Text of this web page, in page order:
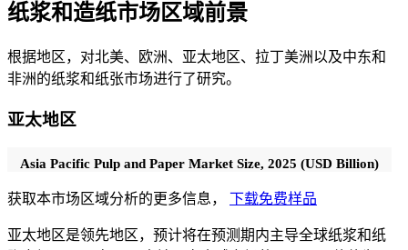
纸浆和造纸市场区域前景
根据地区，对北美、欧洲、亚太地区、拉丁美洲以及中东和
非洲的纸浆和纸张市场进行了研究。
亚太地区
Asia Pacific Pulp and Paper Market Size, 2025 (USD Billion)
获取本市场区域分析的更多信息， 下载免费样品
亚太地区是领先地区，预计将在预测期内主导全球纸浆和纸